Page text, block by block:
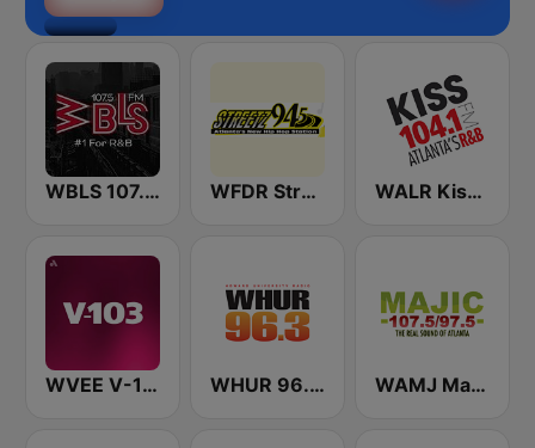
WBLS 107.5 FM (US Only) WFDR Streetz 94.5 FM WALR Kiss 104.1 (US Only)
WVEE V-103 (US Only) WHUR 96.3 FM WAMJ Majic 107.5 and 97.5